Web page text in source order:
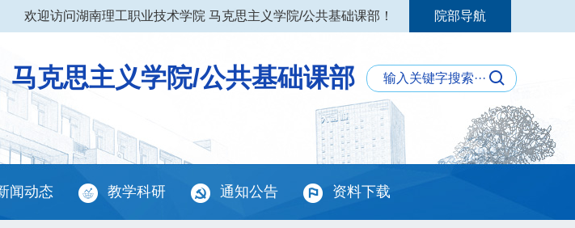
欢迎访问湖南理工职业技术学院 马克思主义学院/公共基础课部！ 院部导航
马克思主义学院/公共基础课部
闻动态 教学科研 通知公告 资料下载